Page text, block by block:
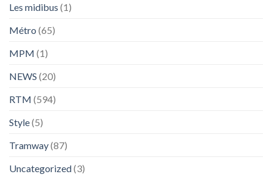
Les midibus (1)
Métro (65)
MPM (1)
NEWS (20)
RTM (594)
Style(5)
Tramway(87)
Uncategorized(3)